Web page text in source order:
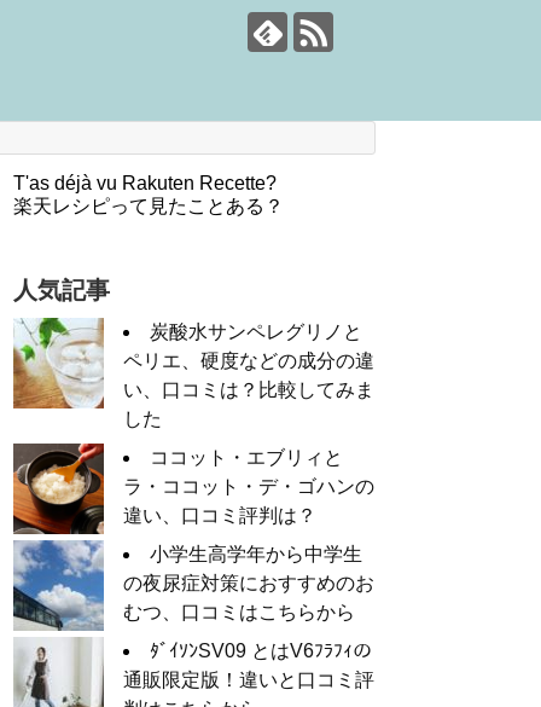
T'as déjà vu Rakuten Recette?
楽天レシピって見たことある？
人気記事
炭酸水サンペレグリノと
ペリエ、硬度などの成分の違
い、口コミは？比較してみま
した
ココット・エブリィと
ラ・ココット・デ・ゴハンの
違い、口コミ評判は？
小学生高学年から中学生
の夜尿症対策におすすめのお
むつ、口コミはこちらから
ﾀﾞｲｿﾝSV09 とはV6ﾌﾗﾌｨの
通販限定版！違いと口コミ評